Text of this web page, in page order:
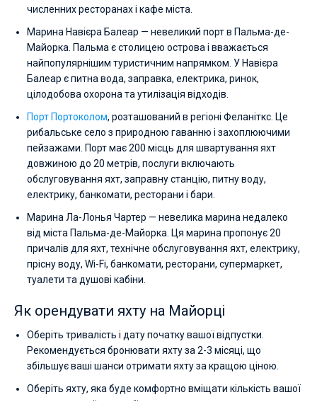
численних ресторанах і кафе міста.
Марина Навієра Балеар — невеликий порт в Пальма-де-
Майорка. Пальма є столицею острова і вважається
найпопулярнішим туристичним напрямком. У Навієра
Балеар є питна вода, заправка, електрика, ринок,
цілодобова охорона та утилізація відходів.
Порт Портоколом, розташований в регіоні Феланіткс. Це
рибальське село з природною гаванню і захоплюючими
пейзажами. Порт має 200 місць для швартування яхт
довжиною до 20 метрів, послуги включають
обслуговування яхт, заправну станцію, питну воду,
електрику, банкомати, ресторани і бари.
Марина Ла-Лонья Чартер — невелика марина недалеко
від міста Пальма-де-Майорка. Ця марина пропонує 20
причалів для яхт, технічне обслуговування яхт, електрику,
прісну воду, Wi-Fi, банкомати, ресторани, супермаркет,
туалети та душові кабіни.
Як орендувати яхту на Майорці
Оберіть тривалість і дату початку вашої відпустки.
Рекомендується бронювати яхту за 2-3 місяці, що
збільшує ваші шанси отримати яхту за кращою ціною.
Оберіть яхту, яка буде комфортно вміщати кількість вашої